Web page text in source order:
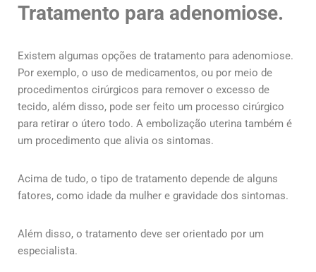
Tratamento para adenomiose.
Existem algumas opções de tratamento para adenomiose.
Por exemplo, o uso de medicamentos, ou por meio de
procedimentos cirúrgicos para remover o excesso de
tecido, além disso, pode ser feito um processo cirúrgico
para retirar o útero todo. A embolização uterina também é
um procedimento que alivia os sintomas.
Acima de tudo, o tipo de tratamento depende de alguns
fatores, como idade da mulher e gravidade dos sintomas.
Além disso, o tratamento deve ser orientado por um
especialista.